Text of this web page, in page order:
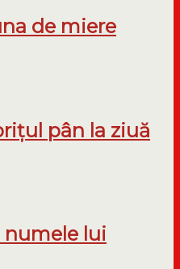
de miere
pân la ziuă
numele lui